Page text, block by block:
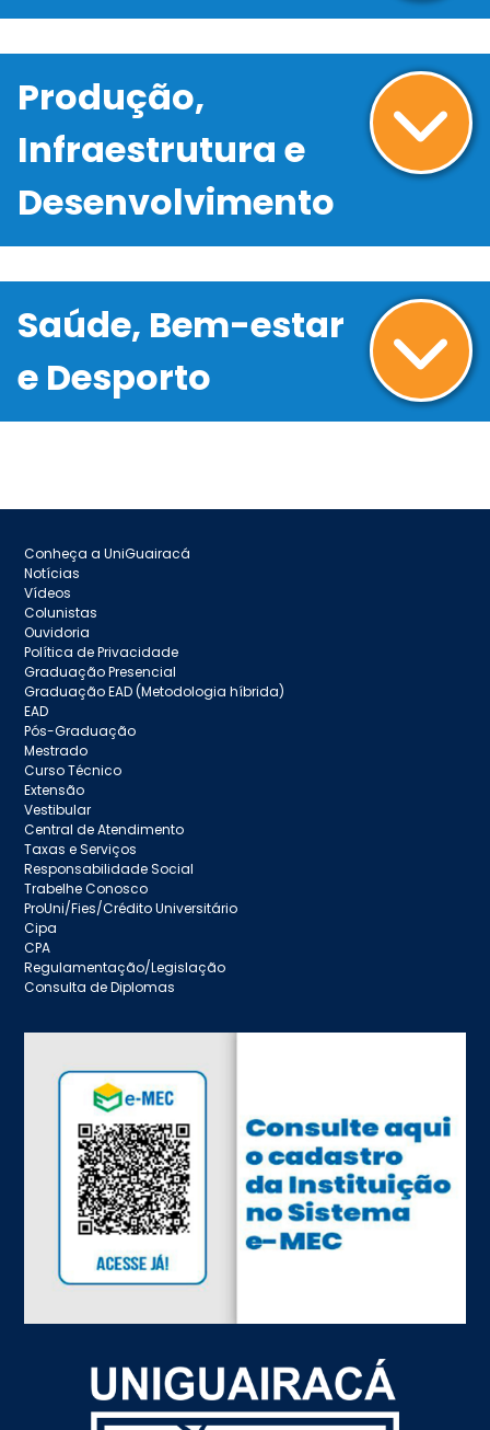
Produção,
Infraestrutura e
Desenvolvimento
Saúde, Bem-estar
e Desporto
Conheça a UniGuairacá
Notícias
Vídeos
Colunistas
Ouvidoria
Política de Privacidade
Graduação Presencial
Graduação EAD (Metodologia híbrida)
EAD
Pós-Graduação
Mestrado
Curso Técnico
Extensão
Vestibular
Central de Atendimento
Taxas e Serviços
Responsabilidade Social
Trabelhe Conosco
ProUni/Fies/Crédito Universitário
Cipa
CPA
Regulamentação/Legislação
Consulta de Diplomas